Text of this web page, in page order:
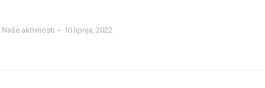
Naše aktivnosti 10 lipnja, 2022